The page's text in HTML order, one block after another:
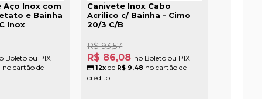
Aço Inox com
e Bainha
Inox
Boleto ou PIX
no cartão de
Canivete Inox Cabo
Acrilico c/ Bainha - Cimo
20/3 C/B
R$ 86,08 no Boleto ou PIX
R$ 93,57
12x de R$ 9,48 no cartão de
crédito